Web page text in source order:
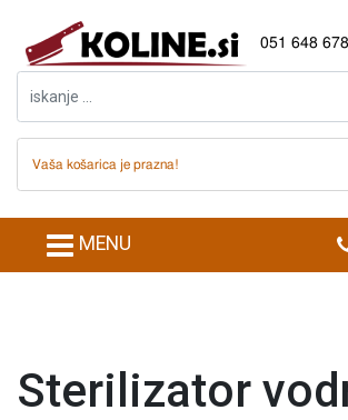
051 648 678
Vaša košarica je prazna!
MENU
Sterilizator